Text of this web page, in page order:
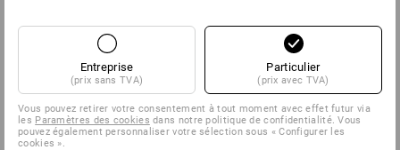
Entreprise
(prix sans TVA)
Particulier
(prix avec TVA)
Vous pouvez retirer votre consentement à tout moment avec effet futur via
les Paramètres des cookies dans notre politique de confidentialité. Vous
pouvez également personnaliser votre sélection sous « Configurer les
cookies ».